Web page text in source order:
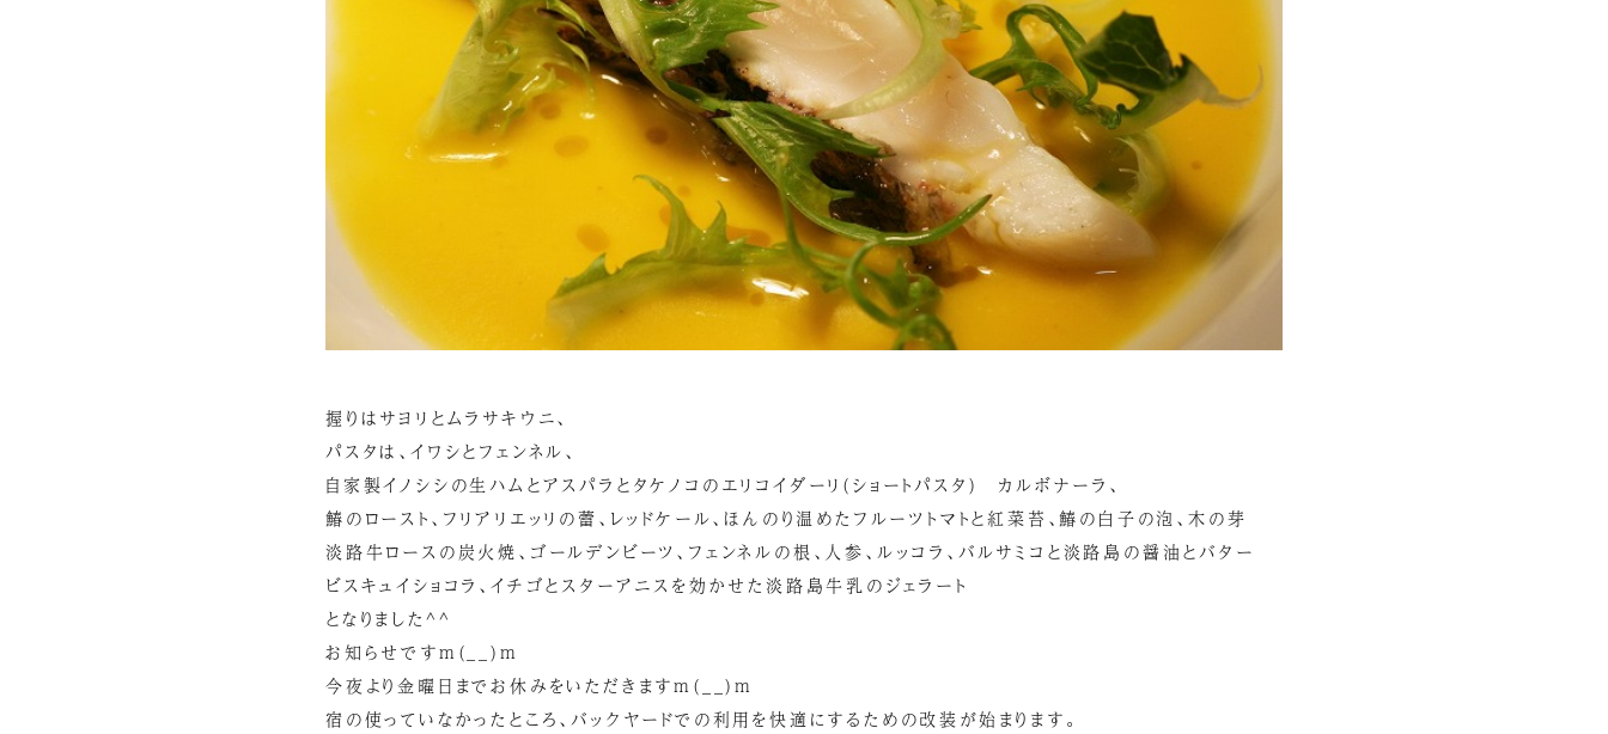
握りはサヨリとムラサキウニ、
パスタは、イワシとフェンネル、
自家製イノシシの生ハムとアスパラとタケノコのエリコイダーリ(ショートパスタ) カルボナーラ、
鰆のロースト、フリアリエッリの蕾、レッドケール、ほんのり温めたフルーツトマトと紅菜苔、鰆の白子の泡、木の芽
淡路牛ロースの炭火焼、ゴールデンビーツ、フェンネルの根、人参、ルッコラ、バルサミコと淡路島の醤油とバター
ビスキュイショコラ、イチゴとスターアニスを効かせた淡路島牛乳のジェラート
となりました^^
お知らせですm(__)m
今夜より金曜日までお休みをいただきますm(__)m
宿の使っていなかったところ、バックヤードでの利用を快適にするための改装が始まります。